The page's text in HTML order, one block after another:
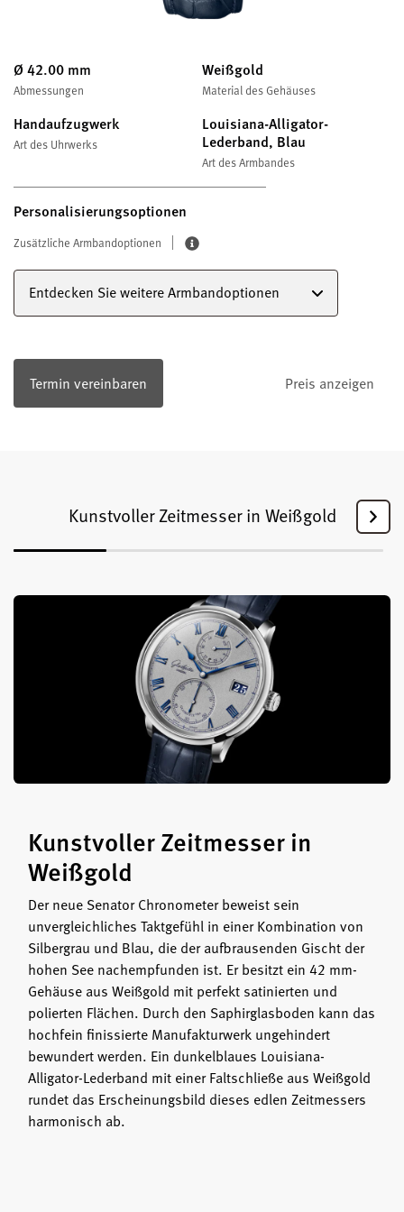
Ø 42.00 mm
Abmessungen
Weißgold
Material des Gehäuses
Handaufzugwerk
Art des Uhrwerks
Louisiana-Alligator-
Lederband, Blau
Art des Armbandes
Personalisierungsoptionen
Zusätzliche Armbandoptionen
Entdecken Sie weitere Armbandoptionen
Termin vereinbaren Preis anzeigen
Kunstvoller Zeitmesser in Weißgold
Kunstvoller Zeitmesser in
Weißgold
Der neue Senator Chronometer beweist sein
unvergleichliches Taktgefühl in einer Kombination von
Silbergrau und Blau, die der aufbrausenden Gischt der
hohen See nachempfunden ist. Er besitzt ein 42 mm-
Gehäuse aus Weißgold mit perfekt satinierten und
polierten Flächen. Durch den Saphirglasboden kann das
hochfein finissierte Manufakturwerk ungehindert
bewundert werden. Ein dunkelblaues Louisiana-
Alligator-Lederband mit einer Faltschließe aus Weißgold
rundet das Erscheinungsbild dieses edlen Zeitmessers
harmonisch ab.